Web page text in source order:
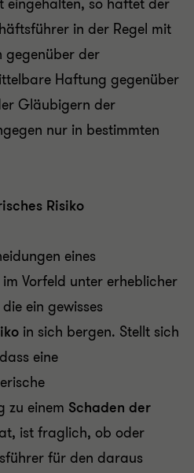
so haftet der
in der Regel mit
gegenüber der
Haftung gegenüber
Gläubigern der
nur in bestimmten
Risiko
eines
Vorfeld unter erheblicher
ein gewisses
in sich bergen. Stellt sich
eine
zu einem Schaden der
ist fraglich, ob oder
für den daraus